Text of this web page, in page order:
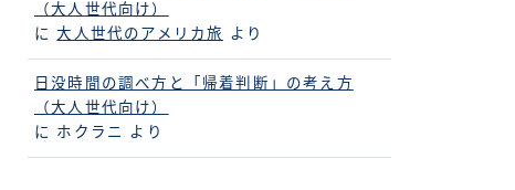
（大人世代向け）
に大人世代のアメリカ旅 より
日没時間の調べ方と「帰着判断」の考え方
（大人世代向け）
に ホクラニ より